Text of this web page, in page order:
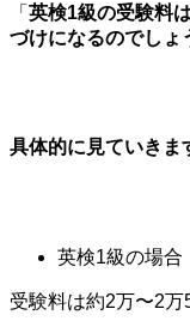
「 英検1級の受験料
づけになるのでしょ
具体的に見ていきま
英検1級の場合
受験料は約2万〜2万